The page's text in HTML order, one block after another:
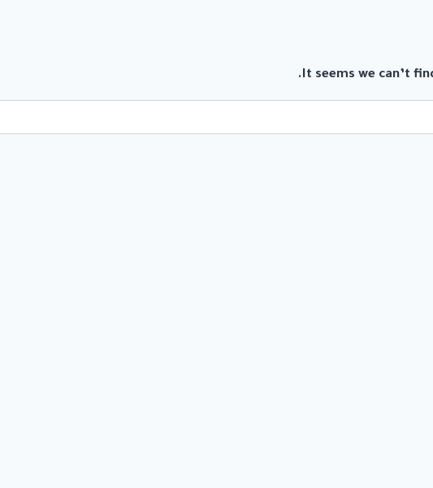
It seems we can’t